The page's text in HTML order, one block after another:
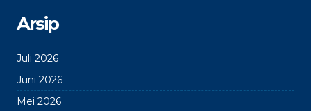
Arsip
Juli 2026
Juni 2026
Mei 2026